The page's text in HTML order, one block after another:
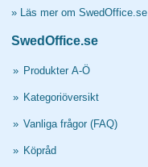
» Läs mer om SwedOffice.se
SwedOffice.se
» Produkter A-Ö
» Kategoriöversikt
» Vanliga frågor (FAQ)
» Köpråd